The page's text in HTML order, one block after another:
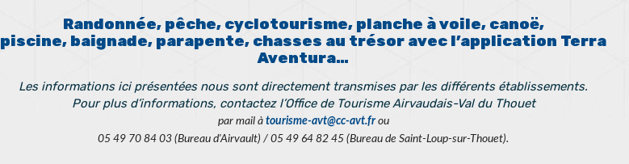
Randonnée, pêche, cyclotourisme, planche à voile, canoë,
piscine, baignade, parapente, chasses au trésor avec l’application Terra
Aventura…
Les informations ici présentées nous sont directement transmises par les différents établissements.
Pour plus d’informations, contactez l’Office de Tourisme Airvaudais-Val du Thouet
par mail à tourisme-avt@cc-avt.frou
05 49 70 84 03 (Bureau d'Airvault) / 05 49 64 82 45 (Bureau de Saint-Loup-sur-Thouet).